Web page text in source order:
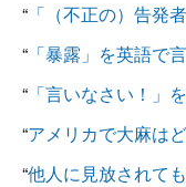
“ 「（不正の）告発
“ 「暴露」を英語で
“ 「言いなさい！」
“アメリカで大麻は
“他人に見放されて